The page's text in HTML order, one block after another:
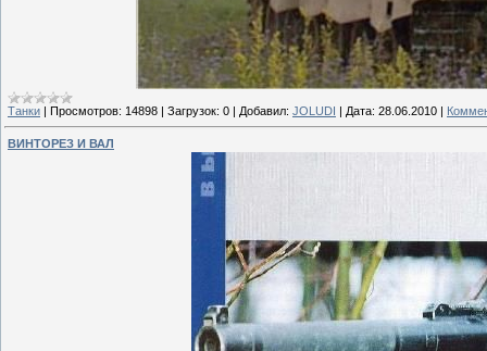
Танки | Просмотров: 14898 | Загрузок: 0 | Добавил: JOLUDI | Дата: 28.06.2010 |
ВИНТОРЕЗ И ВАЛ